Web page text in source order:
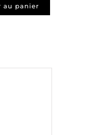
au panier